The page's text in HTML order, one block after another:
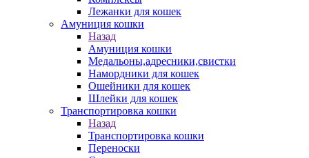
Лежанки для кошек
Амуниция кошки
Назад
Амуниция кошки
Медальоны,адресники,свистки
Намордники для кошек
Ошейники для кошек
Шлейки для кошек
Транспортировка кошки
Назад
Транспортировка кошки
Переноски